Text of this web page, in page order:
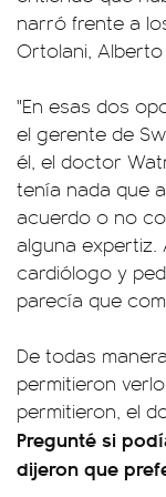
narró frente a
Ortolani, Alberto
"En esas dos
el gerente de
él, el doctor
tenía nada que
acuerdo o no
alguna expertiz.
cardiólogo y
parecía que
De todas
permitieron
permitieron, el
Pregunté si
dijeron que